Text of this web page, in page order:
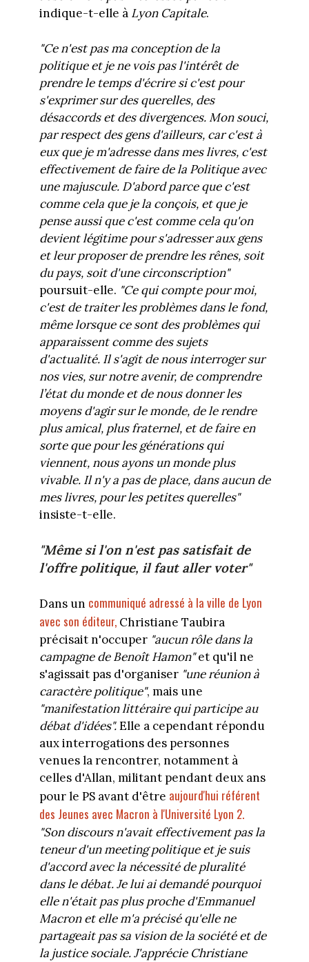
indique-t-elle à Lyon Capitale.
"Ce n'est pas ma conception de la
politique et je ne vois pas l'intérêt de
prendre le temps d'écrire si c'est pour
s'exprimer sur des querelles, des
désaccords et des divergences. Mon souci,
par respect des gens d'ailleurs, car c'est à
eux que je m'adresse dans mes livres, c'est
effectivement de faire de la Politique avec
une majuscule. D'abord parce que c'est
comme cela que je la conçois, et que je
pense aussi que c'est comme cela qu'on
devient légitime pour s'adresser aux gens
et leur proposer de prendre les rênes, soit
du pays, soit d'une circonscription"
poursuit-elle. "Ce qui compte pour moi,
c'est de traiter les problèmes dans le fond,
même lorsque ce sont des problèmes qui
apparaissent comme des sujets
d'actualité. Il s'agit de nous interroger sur
nos vies, sur notre avenir, de comprendre
l’état du monde et de nous donner les
moyens d'agir sur le monde, de le rendre
plus amical, plus fraternel, et de faire en
sorte que pour les générations qui
viennent, nous ayons un monde plus
vivable. Il n'y a pas de place, dans aucun de
mes livres, pour les petites querelles"
insiste-t-elle.
"Même si l'on n'est pas satisfait de
l'offre politique, il faut aller voter"
Dans un communiqué adressé à la ville de Lyon
avec son éditeur,Christiane Taubira
précisait n'occuper "aucun rôle dans la
campagne de Benoît Hamon"et qu'il ne
s'agissait pas d'organiser "une réunion à
caractère politique", mais une
"manifestation littéraire qui participe au
débat d'idées".Elle a cependant répondu
aux interrogations des personnes
venues la rencontrer, notamment à
celles d'Allan, militant pendant deux ans
pour le PS avant d'être aujourd'hui référent
des Jeunes avec Macron à l'Université Lyon 2.
"Son discours n'avait effectivement pas la
teneur d'un meeting politique et je suis
d'accord avec la nécessité de pluralité
dans le débat. Je lui ai demandé pourquoi
elle n'était pas plus proche d'Emmanuel
Macron et elle m'a précisé qu'elle ne
partageait pas sa vision de la société et de
la justice sociale. J'apprécie Christiane